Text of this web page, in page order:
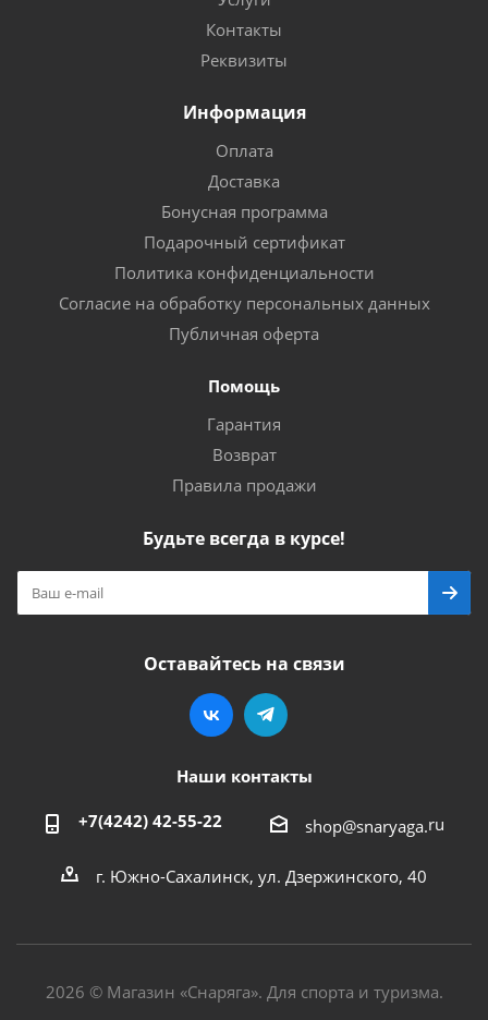
Контакты
Реквизиты
Информация
Оплата
Доставка
Бонусная программа
Подарочный сертификат
Политика конфиденциальности
Согласие на обработку персональных данных
Публичная оферта
Помощь
Гарантия
Возврат
Правила продажи
Будьте всегда в курсе!
Оставайтесь на связи
Наши контакты
+7(4242) 42-55-22 shop@snaryaga.ru
г. Южно-Сахалинск, ул. Дзержинского, 40
2026 © Магазин «Снаряга». Для спорта и туризма.